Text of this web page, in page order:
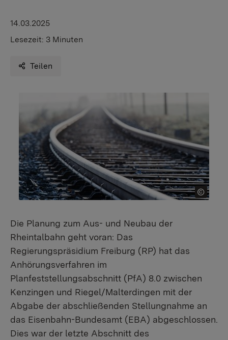
14.03.2025
Lesezeit: 3 Minuten
Teilen
Die Planung zum Aus- und Neubau der
Rheintalbahn geht voran: Das
Regierungspräsidium Freiburg (RP) hat das
Anhörungsverfahren im
Planfeststellungsabschnitt (PfA) 8.0 zwischen
Kenzingen und Riegel/Malterdingen mit der
Abgabe der abschließenden Stellungnahme an
das Eisenbahn-Bundesamt (EBA) abgeschlossen.
Dies war der letzte Abschnitt des